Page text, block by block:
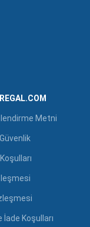
Metni
İade Koşulları